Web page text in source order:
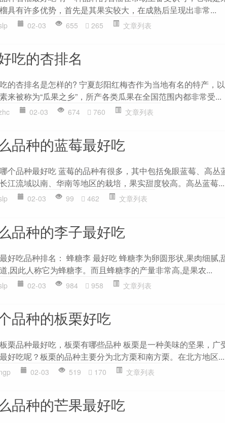
具有许多优势，首先是其果实较大，在成熟后呈现出非常...
02-03 655 265 文章列表
吃的杏排名
的杏排名是怎样的? 宁夏彭阳红梅杏作为当地有名的特产，
来被称为“瓜果之乡”，所产各类瓜果在全国范围内都非常受...
02-03 674 760 文章列表
品种的蓝莓最好吃
个品种最好吃 蓝莓的品种有很多，其中包括兔眼蓝莓、高丛
江流域以南、华南等地区的栽培，果实甜度较高。高丛蓝莓...
02-03 99 462 文章列表
品种的李子最好吃
好吃品种排名： 蜂糖李 最好吃 蜂糖李为卵圆形状,果肉细腻
,因此人称它为蜂糖李。而且蜂糖李的产量非常高,是果农...
02-03 984 958 文章列表
品种的板栗好吃
栗品种最好吃，板栗有哪些品种 板栗是一种美味的坚果，广
好吃呢？板栗的品种主要分为北方栗和南方栗。在北方地区...
02-03 519 170 文章列表
品种的芒果最好吃